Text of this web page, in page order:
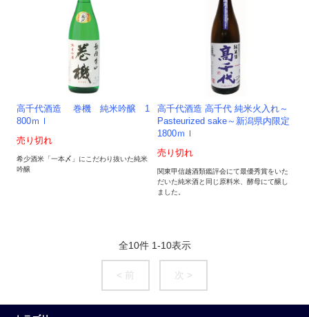
高千代酒造 巻機 純米吟醸 1
800ｍｌ
売り切れ
希少酒米「一本〆」にこだわり抜いた純米
吟醸
高千代酒造 高千代 純米火入れ～
Pasteurized sake～新潟県内限定
1800ｍｌ
売り切れ
関東甲信越酒類鑑評会にて最優秀賞をいた
だいた純米酒と同じ原料米、酵母にて醸し
ました。
全10件 1-10表示
< 前 次 >